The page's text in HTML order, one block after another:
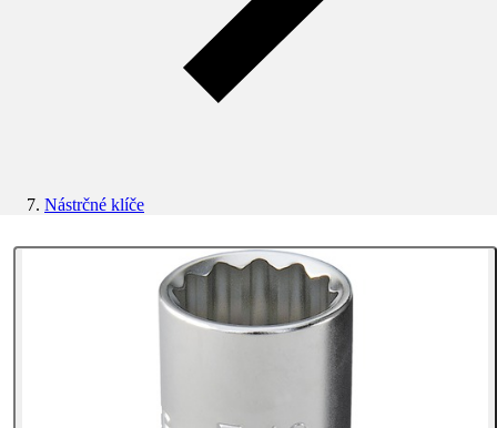
Nástrčné klíče